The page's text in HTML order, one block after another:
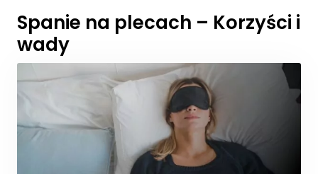
Spanie na plecach – Korzyści i
wady